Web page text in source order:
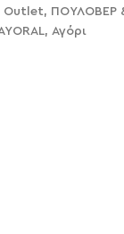
Outlet, ΠΟΥΛΟΒΕΡ
, Αγόρι